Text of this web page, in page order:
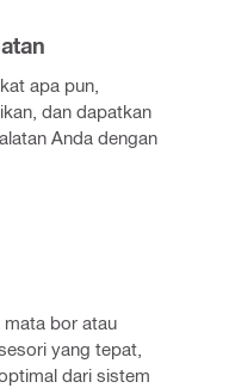
apa pun,
dan dapatkan
Anda dengan
mata bor atau
yang tepat,
dari sistem